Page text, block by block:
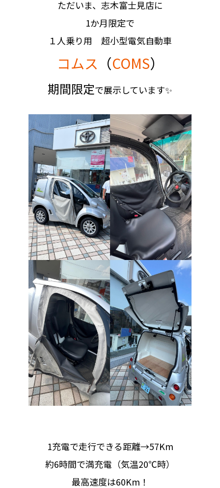
ただいま、志木富士見店に
1か月限定で
１人乗り用 超小型電気自動車
コムス （COMS）
期間限定で展示しています✨
1充電で走行できる距離→57Km
約6時間で満充電（気温20℃時）
最高速度は60Km！